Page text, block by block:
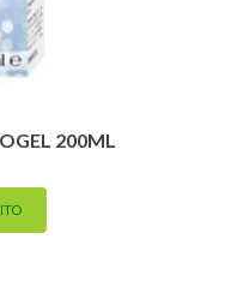
200ML